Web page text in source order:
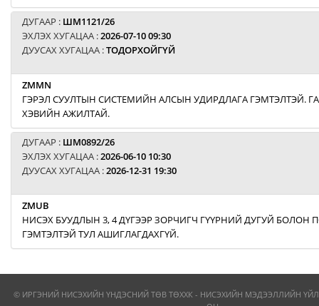
ДУГААР : ШМ1121/26
ЭХЛЭХ ХУГАЦАА :2026-07-10 09:30
ДУУСАХ ХУГАЦАА :ТОДОРХОЙГҮЙ
ZMMN
ГЭРЭЛ СУУЛТЫН СИСТЕМИЙН АЛСЫН УДИРДЛАГА ГЭМТЭЛТЭЙ.
ХЭВИЙН АЖИЛТАЙ.
ДУГААР : ШМ0892/26
ЭХЛЭХ ХУГАЦАА :2026-06-10 10:30
ДУУСАХ ХУГАЦАА :2026-12-31 19:30
ZMUB
НИСЭХ БУУДЛЫН 3, 4 ДҮГЭЭР ЗОРЧИГЧ ГҮҮРНИЙ ДУГУЙ БОЛОН
ГЭМТЭЛТЭЙ ТУЛ АШИГЛАГДАХГҮЙ.
© ИРГЭНИЙ НИСЭХИЙН ҮНДЭСНИЙ ТӨВ ТӨХХК - НИСЭХИЙН МЭДЭЭЛЛИЙН